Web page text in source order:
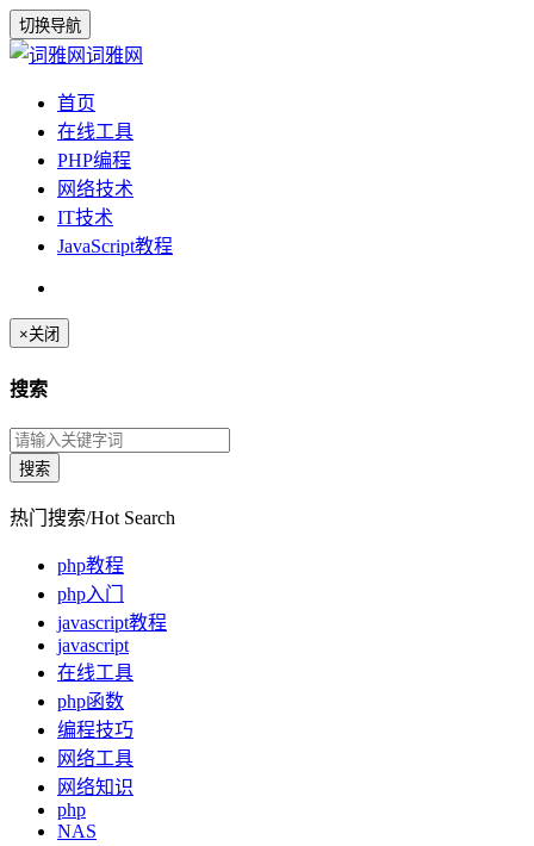
切换导航
词雅网
首页
在线工具
PHP编程
网络技术
IT技术
JavaScript教程
×关闭
搜索
热门搜索/Hot Search
php教程
php入门
javascript教程
javascript
在线工具
php函数
编程技巧
网络工具
网络知识
php
NAS